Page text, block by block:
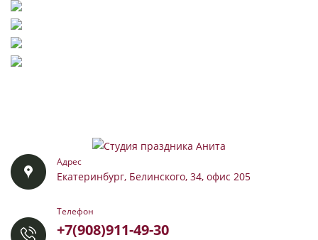
Адрес
Екатеринбург, Белинского, 34, офис 205
Телефон
+7(908)911-49-30